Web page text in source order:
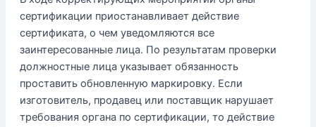
сертификации приостанавливает действие
сертификата, о чем уведомляются все
заинтересованные лица. По результатам проверки
должностные лица указывает обязанность
проставить обновленную маркировку. Если
изготовитель, продавец или поставщик нарушает
требования органа по сертификации, то действие